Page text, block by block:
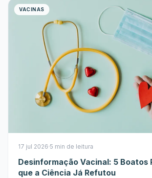
VACINAS
17 jul 2026·5 min de leitura
Desinformação Vacinal: 5 Boatos
que a Ciência Já Refutou